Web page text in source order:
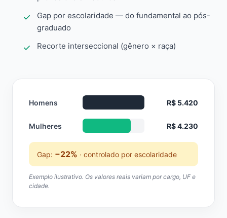
Gap por escolaridade — do fundamental ao pós-
graduado
Recorte interseccional (gênero × raça)
Homens R$ 5.420
Mulheres R$ 4.230
Gap: −22% · controlado por escolaridade
Exemplo ilustrativo. Os valores reais variam por cargo, UF e
cidade.